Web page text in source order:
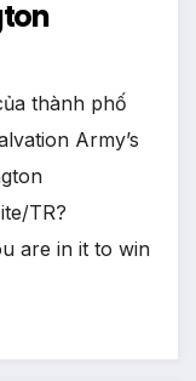
thành phố
Army’s
TR?
are in it to win